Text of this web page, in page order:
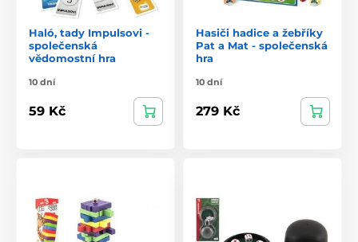
Haló, tady Impulsovi -
společenská
vědomostní hra
10 dní
59 Kč
Hasiči hadice a žebříky
Pat a Mat - společenská
hra
10 dní
279 Kč